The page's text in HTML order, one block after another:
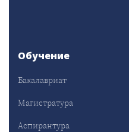
Обучение
Бакалавриат
Магистратура
Аспирантура